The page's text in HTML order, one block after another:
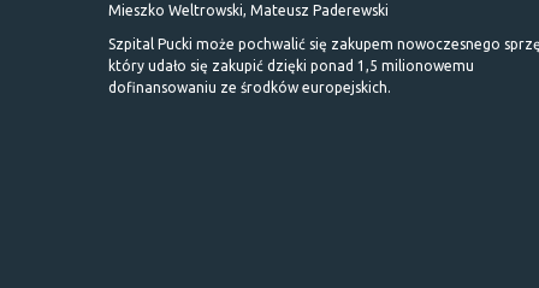
Mieszko Weltrowski, Mateusz Paderewski
Szpital Pucki może pochwalić się zakupem nowoczesnego
który udało się zakupić dzięki ponad 1,5 milionowemu
dofinansowaniu ze środków europejskich.